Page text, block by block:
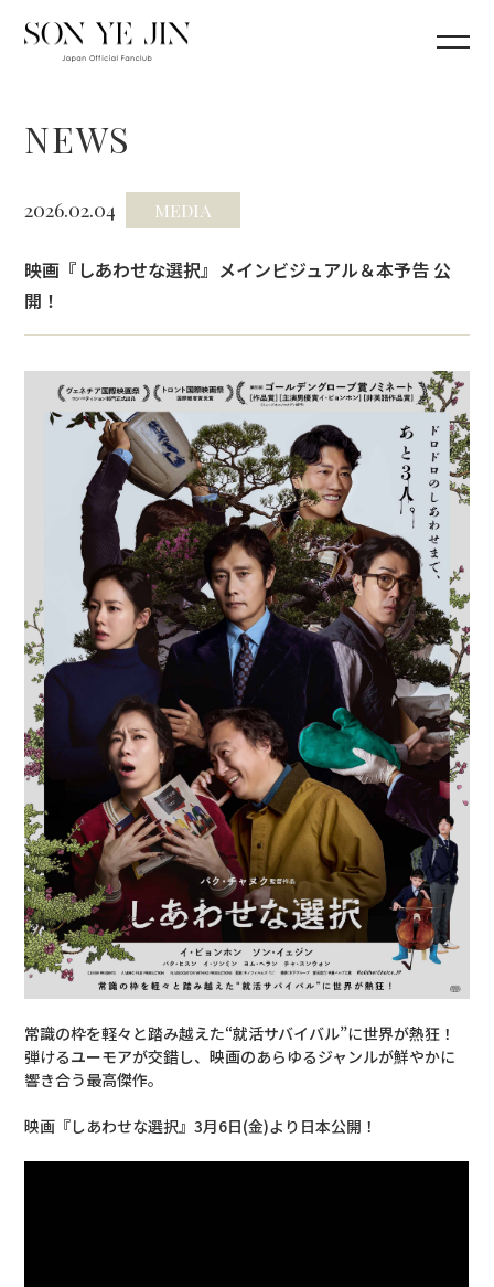
NEWS
2026.02.04 MEDIA
映画『しあわせな選択』メインビジュアル＆本予告 公
開！
常識の枠を軽々と踏み越えた“就活サバイバル”に世界が熱狂！
弾けるユーモアが交錯し、映画のあらゆるジャンルが鮮やかに
響き合う最高傑作。
映画『しあわせな選択』3月6日(金)より日本公開！